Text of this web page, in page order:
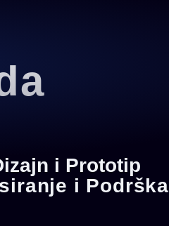
i Prototip
i Podrška